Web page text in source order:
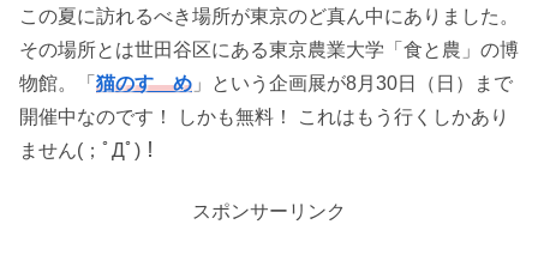
この夏に訪れるべき場所が東京のど真ん中にありました。
その場所とは世田谷区にある東京農業大学「食と農」の博
物館。「 猫のすゝめ 」という企画展が8月30日（日）まで
開催中なのです！ しかも無料！ これはもう行くしかあり
ません(；ﾟДﾟ)！
スポンサーリンク